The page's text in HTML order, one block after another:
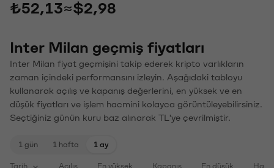
₺52,13≈$2,98
Inter Milan geçmiş fiyatları
Inter Milan fiyat geçmişini takip ederek kripto varlıkların
zaman içindeki performansını izleyin. Aşağıdaki tabloyu
kullanarak açılış ve kapanış değerlerini, en yüksek ve en
düşük fiyatları ve işlem hacmini kolayca görüntüleyebilirsiniz.
Seçtiğiniz günün kuru baz alınarak TL'ye çevrilmiştir.
1 gün 1 hafta 1 ay
Tarih Açılış En yüksek Kapanış En düşük